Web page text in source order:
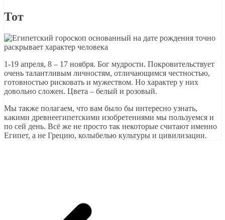
Тот
1-19 апреля, 8 – 17 ноября. Бог мудрости. Покровительствует
очень талантливым личностям, отличающимся честностью,
готовностью рисковать и мужеством. Но характер у них
довольно сложен. Цвета – белый и розовый.
Мы также полагаем, что вам было бы интересно узнать,
какими древнеегипетскими изобретениями мы пользуемся и
по сей день. Всё же не просто так некоторые считают именно
Египет, а не Грецию, колыбелью культуры и цивилизации.